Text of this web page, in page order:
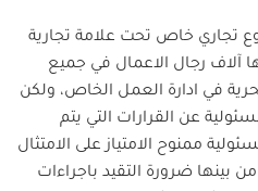
تجاري خاص تحت علامة تجارية
رجال الاعمال في جميع
في ادارة العمل الخاص، ولكن
عن القرارات التي يتم
ممنوح الامتياز على الامتثال
بينها ضرورة التقيد باجراءات